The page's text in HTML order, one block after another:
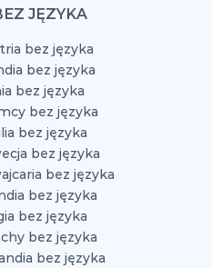
JĘZYKA
bez języka
bez języka
bez języka
bez języka
bez języka
bez języka
bez języka
bez języka
bez języka
bez języka
bez języka